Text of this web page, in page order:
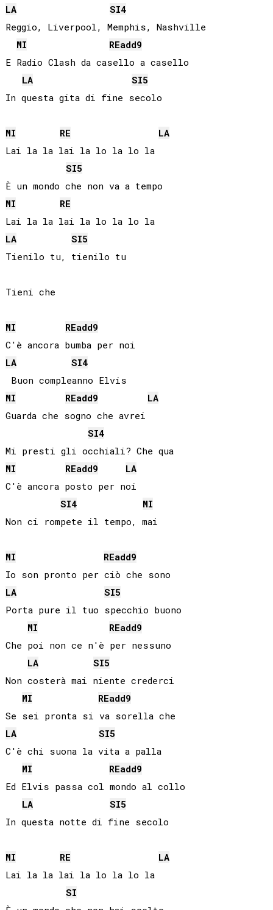
LA SI4
Reggio, Liverpool, Memphis, Nashville
MI
REadd9
E Radio Clash da casello a casello
LA
SI5
In questa gita di fine secolo
MI RE
LA
Lai la la lai la lo la lo la
SI5
MI
RE
Lai la la lai la lo la lo la
LA
SI5
Tienilo tu, tienilo tu
Tieni che
MI REadd9
LA
SI4
MI
REadd9
LA
Guarda che sogno che avrei
SI4
Mi presti gli occhiali? Che qua
MI
REadd9
LA
C'è ancora posto per noi
SI4
MI
Non ci rompete il tempo, mai
MI REadd9
LA
SI5
Porta pure il tuo specchio buono
MI
REadd9
Che poi non ce n'è per nessuno
LA
SI5
Non costerà mai niente crederci
MI
REadd9
LA
SI5
C'è chi suona la vita a palla
MI
REadd9
Ed Elvis passa col mondo al collo
LA
SI5
In questa notte di fine secolo
MI RE
LA
Lai la la lai la lo la lo la
SI